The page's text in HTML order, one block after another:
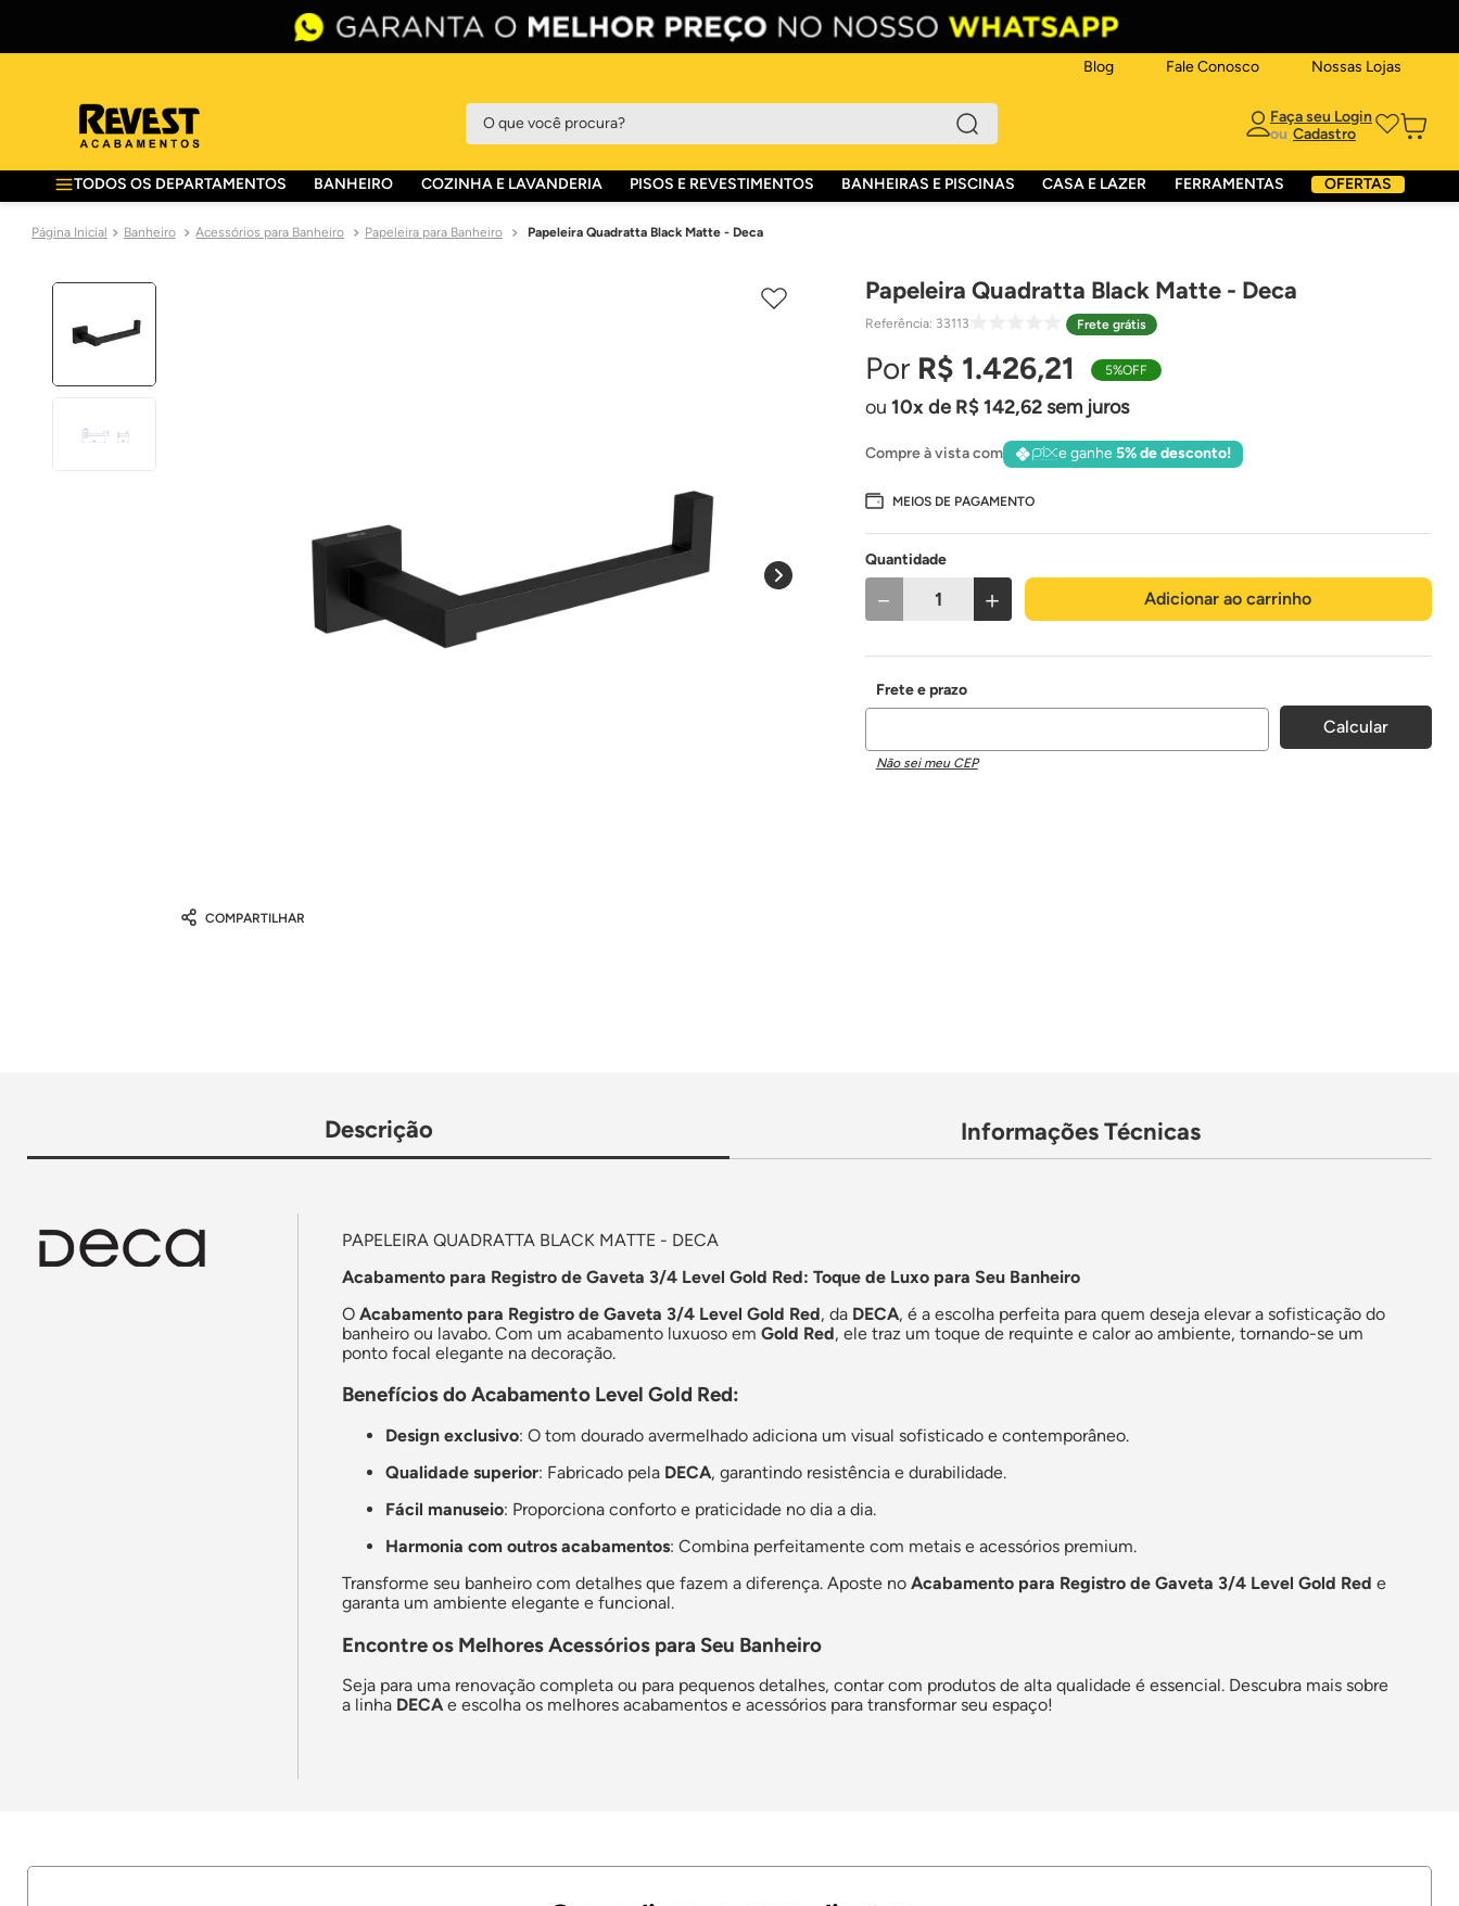
Blog Fale Conosco Nossas Lojas
O que você procura?
ou
TODOS OS DEPARTAMENTOS BANHEIRO COZINHA E LAVANDERIA PISOS E REVESTIMENTOS BANHEIRAS E PISCINAS CASA E LAZER FERRAMENTAS OFERTAS
Banheiro Acessórios para Banheiro Papeleira para Banheiro Papeleira Quadratta Black Matte - Deca
COMPARTILHAR
Papeleira Quadratta Black Matte - Deca
Referência: 33113 Frete grátis
R$ 1.426,21 5%OFF
10 de R$142,62sem juros
Compre à vista com e ganhe5% de desconto!
MEIOS DE PAGAMENTO
Quantidade
＋
－ Adicionar ao carrinho
Não sei meu CEP
Descrição Informações Técnicas
PAPELEIRA QUADRATTA BLACK MATTE - DECA
Acabamento para Registro de Gaveta 3/4 Level Gold Red: Toque de Luxo para Seu Banheiro
O Acabamento para Registro de Gaveta 3/4 Level Gold Red, da DECA, é a escolha perfeita para quem deseja elevar a sofisticação do
banheiro ou lavabo. Com um acabamento luxuoso em Gold Red, ele traz um toque de requinte e calor ao ambiente, tornando-se um
ponto focal elegante na decoração.
Benefícios do Acabamento Level Gold Red:
Design exclusivo: O tom dourado avermelhado adiciona um visual sofisticado e contemporâneo.
Qualidade superior: Fabricado pela DECA, garantindo resistência e durabilidade.
Fácil manuseio: Proporciona conforto e praticidade no dia a dia.
Harmonia com outros acabamentos: Combina perfeitamente com metais e acessórios premium.
Transforme seu banheiro com detalhes que fazem a diferença. Aposte no Acabamento para Registro de Gaveta 3/4 Level Gold Red e
garanta um ambiente elegante e funcional.
Encontre os Melhores Acessórios para Seu Banheiro
Seja para uma renovação completa ou para pequenos detalhes, contar com produtos de alta qualidade é essencial. Descubra mais sobre
a linha DECA e escolha os melhores acabamentos e acessórios para transformar seu espaço!